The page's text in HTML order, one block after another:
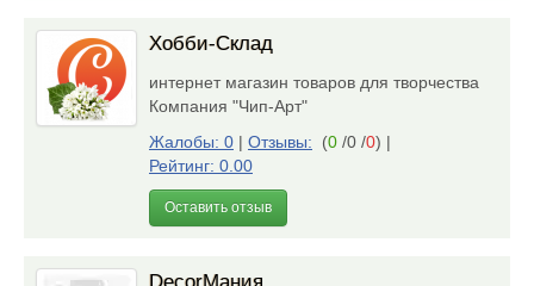
Хобби-Склад
интернет магазин товаров для творчества
Компания "Чип-Арт"
Жалобы: 0 | Отзывы: (0 /0 /0) |
Рейтинг: 0.00
Оставить отзыв